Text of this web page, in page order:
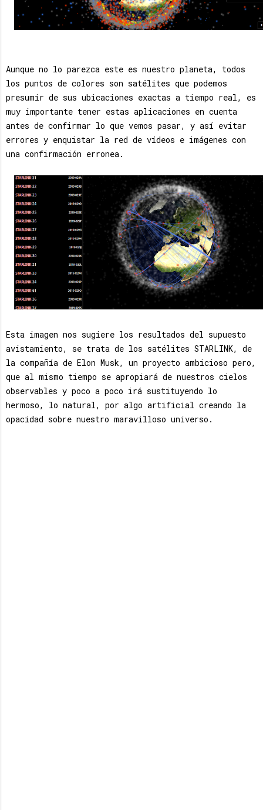
Aunque no lo parezca este es nuestro planeta, todos
los puntos de colores son satélites que podemos
presumir de sus ubicaciones exactas a tiempo real, es
muy importante tener estas aplicaciones en cuenta
antes de confirmar lo que vemos pasar, y así evitar
errores y enquistar la red de vídeos e imágenes con
una confirmación erronea.
Esta imagen nos sugiere los resultados del supuesto
avistamiento, se trata de los satélites STARLINK, de
la compañía de Elon Musk, un proyecto ambicioso pero,
que al mismo tiempo se apropiará de nuestros cielos
observables y poco a poco irá sustituyendo lo
hermoso, lo natural, por algo artificial creando la
opacidad sobre nuestro maravilloso universo.